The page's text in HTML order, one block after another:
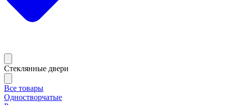
Стеклянные двери
Все товары
Одностворчатые